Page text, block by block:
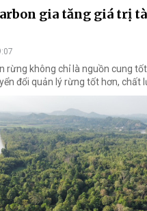
gia tăng giá trị
rừng không chỉ là nguồn cung
đổi quản lý rừng tốt hơn, chất